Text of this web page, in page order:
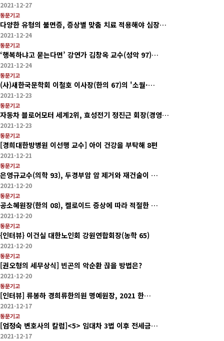
2021-12-27
동문기고
다양한 유형의 불면증, 증상별 맞춤 치료 적용해야 심장…
2021-12-24
동문기고
‘행복하냐고 묻는다면’ 강연가 김창옥 교수(성악 97)…
2021-12-24
동문기고
(사)새한국문학회 이철호 이사장(한의 67)의 '소월·…
2021-12-23
동문기고
자동차 블로어모터 세계2위, 효성전기 정진근 회장(경영…
2021-12-23
동문기고
[경희대한방병원 이선행 교수] 아이 건강을 부탁해 8편
2021-12-21
동문기고
은영규교수(의학 93), 두경부암 암 제거와 재건술이 …
2021-12-20
동문기고
공소혜원장(한의 08), 켈로이드 증상에 따라 적절한 …
2021-12-20
동문기고
{인터뷰} 이건실 대한노인회 강원연합회장(농학 65)
2021-12-20
동문기고
[권오형의 세무상식] 빈곤의 악순환 끊을 방법은?
2021-12-20
동문기고
[인터뷰] 류봉하 경희류한의원 명예원장, 2021 한…
2021-12-17
동문기고
[엄정숙 변호사의 칼럼]<5> 임대차 3법 이후 전세금…
2021-12-17